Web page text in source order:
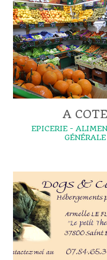
A COTE
EPICERIE -
GÉNÉRALE